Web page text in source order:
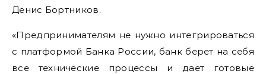
Денис Бортников.
«Предпринимателям не нужно интегрироваться
с платформой Банка России, банк берет на себя
все технические процессы и дает готовые